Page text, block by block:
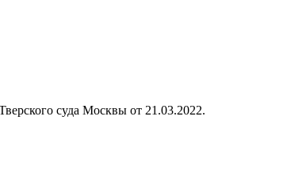
суда Москвы от 21.03.2022.